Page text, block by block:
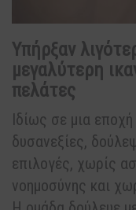
Υπήρξαν
μεγαλύτερη
πελάτες
Ιδίως σε μια
δυσανεξίες,
επιλογές, χωρίς
νοημοσύνης και